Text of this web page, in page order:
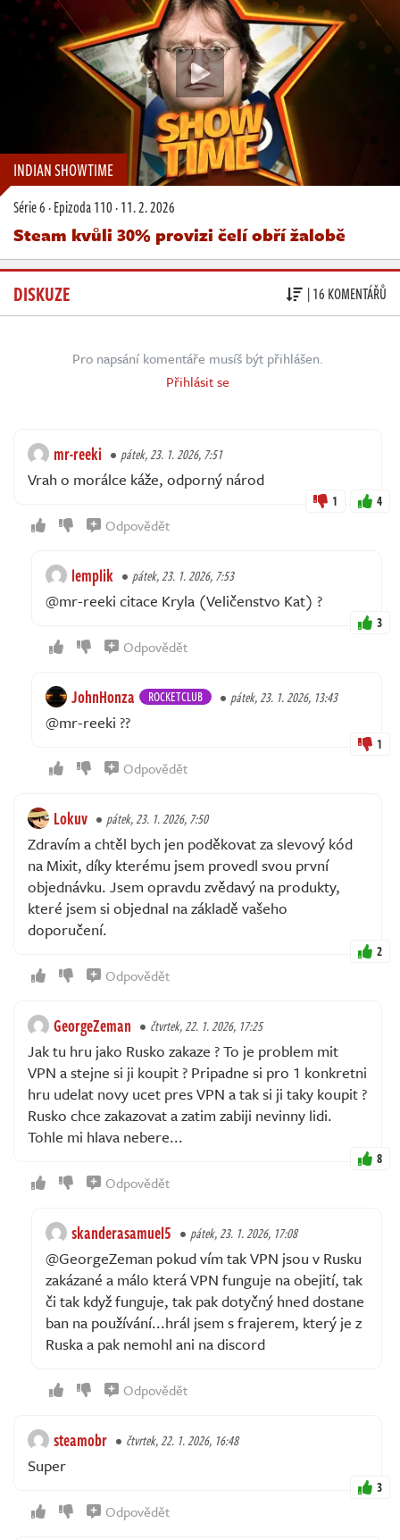
INDIAN SHOWTIME
Série 6·Epizoda 110·11. 2. 2026
Steam kvůli 30% provizi čelí obří žalobě
DISKUZE | 16 KOMENTÁŘŮ
Pro napsání komentáře musíš být přihlášen.
Přihlásit se
mr-reeki pátek, 23. 1. 2026, 7:51
Vrah o morálce káže, odporný národ
1 4
Odpovědět
lemplik pátek, 23. 1. 2026, 7:53
@mr-reeki citace Kryla (Veličenstvo Kat) ?
3
Odpovědět
JohnHonza ROCKETCLUB pátek, 23. 1. 2026, 13:43
@mr-reeki ??
1
Odpovědět
Lokuv pátek, 23. 1. 2026, 7:50
Zdravím a chtěl bych jen poděkovat za slevový kód
na Mixit, díky kterému jsem provedl svou první
objednávku. Jsem opravdu zvědavý na produkty,
které jsem si objednal na základě vašeho
doporučení.
2
Odpovědět
GeorgeZeman čtvrtek, 22. 1. 2026, 17:25
Jak tu hru jako Rusko zakaze ? To je problem mit
VPN a stejne si ji koupit ? Pripadne si pro 1 konkretni
hru udelat novy ucet pres VPN a tak si ji taky koupit ?
Rusko chce zakazovat a zatim zabiji nevinny lidi.
Tohle mi hlava nebere...
8
Odpovědět
skanderasamuel5 pátek, 23. 1. 2026, 17:08
@GeorgeZeman pokud vím tak VPN jsou v Rusku
zakázané a málo která VPN funguje na obejití, tak
či tak když funguje, tak pak dotyčný hned dostane
ban na používání...hrál jsem s frajerem, který je z
Ruska a pak nemohl ani na discord
Odpovědět
steamobr čtvrtek, 22. 1. 2026, 16:48
Super
3
Odpovědět